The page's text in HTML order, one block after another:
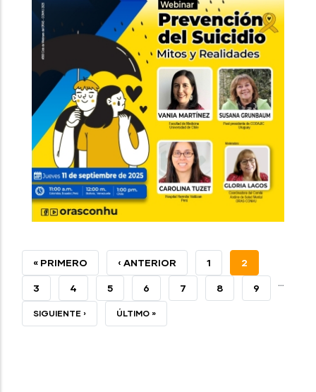
PRIMERA
PÁGINA
« PRIMERO
PÁGINA
ANTERIOR
‹ ANTERIOR PAGE
1
PÁGINA
ACTUAL
2
PAGE
3 PAGE
4 PAGE
5 PAGE
6 PAGE
7 PAGE
8 PAGE
9 …
SIGUIENTE
SIGUIENTE › ÚLTIMA
ÚLTIMO »